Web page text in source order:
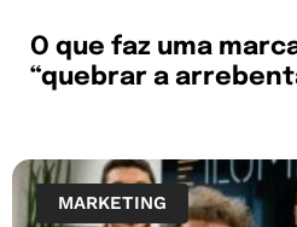
O que faz uma
“quebrar a
MARKETING